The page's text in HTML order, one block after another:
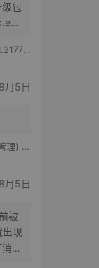
包
别版
月5日
改版
月5日
被
现
你